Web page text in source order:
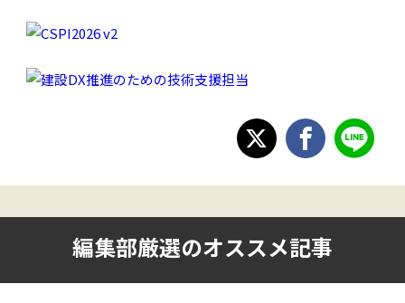
編集部厳選のオススメ記事